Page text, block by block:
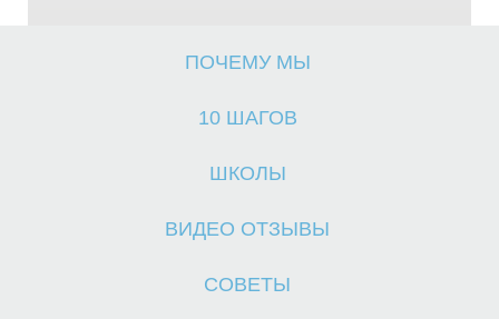
ПОЧЕМУ МЫ
10 ШАГОВ
ШКОЛЫ
ВИДЕО ОТЗЫВЫ
СОВЕТЫ